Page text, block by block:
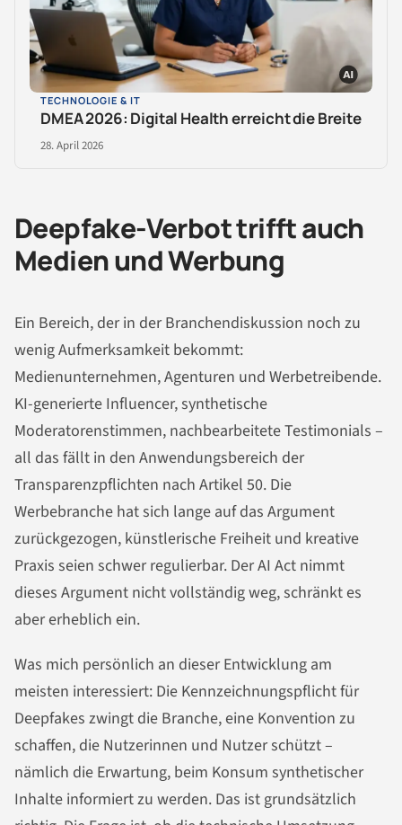
TECHNOLOGIE & IT
DMEA 2026: Digital Health erreicht die Breite
28. April 2026
Deepfake-Verbot trifft auch
Medien und Werbung
Ein Bereich, der in der Branchendiskussion noch zu
wenig Aufmerksamkeit bekommt:
Medienunternehmen, Agenturen und Werbetreibende.
KI-generierte Influencer, synthetische
Moderatorenstimmen, nachbearbeitete Testimonials –
all das fällt in den Anwendungsbereich der
Transparenzpflichten nach Artikel 50. Die
Werbebranche hat sich lange auf das Argument
zurückgezogen, künstlerische Freiheit und kreative
Praxis seien schwer regulierbar. Der AI Act nimmt
dieses Argument nicht vollständig weg, schränkt es
aber erheblich ein.
Was mich persönlich an dieser Entwicklung am
meisten interessiert: Die Kennzeichnungspflicht für
Deepfakes zwingt die Branche, eine Konvention zu
schaffen, die Nutzerinnen und Nutzer schützt –
nämlich die Erwartung, beim Konsum synthetischer
Inhalte informiert zu werden. Das ist grundsätzlich